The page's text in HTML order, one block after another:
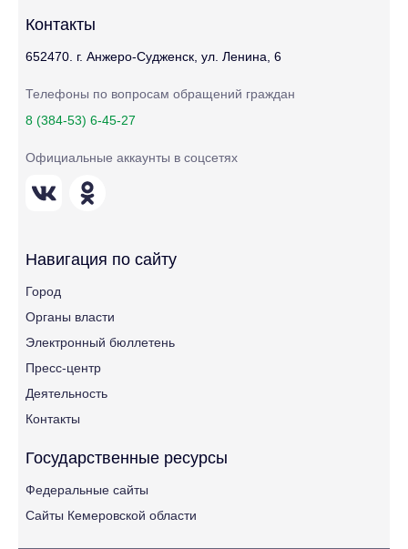
Контакты
652470. г. Анжеро-Судженск, ул. Ленина, 6
Телефоны по вопросам обращений граждан
8 (384-53) 6-45-27
Официальные аккаунты в соцсетях
Навигация по сайту
Город
Органы власти
Электронный бюллетень
Пресс-центр
Деятельность
Контакты
Государственные ресурсы
Федеральные сайты
Сайты Кемеровской области